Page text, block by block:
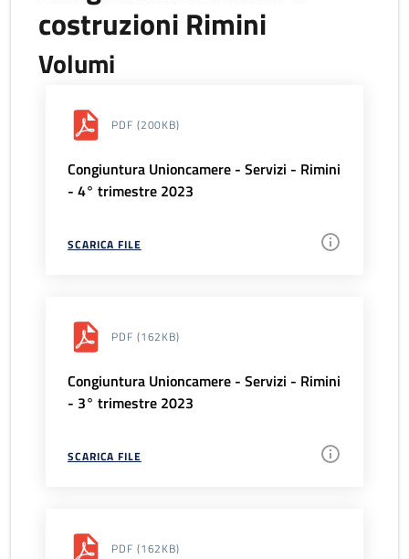
costruzioni Rimini
Volumi
PDF (200KB)
Congiuntura Unioncamere - Servizi - Rimini
- 4° trimestre 2023
SCARICA FILE
PDF (162KB)
Congiuntura Unioncamere - Servizi - Rimini
- 3° trimestre 2023
SCARICA FILE
PDF (162KB)